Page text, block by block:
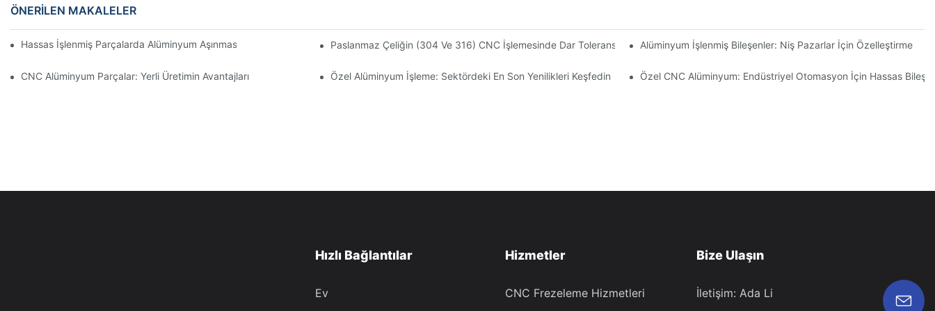
ÖNERILEN MAKALELER
Hassas İşlenmiş Parçalarda Alüminyum Aşınmasını Önleme: Tasarım, Takım Ve Kaplama ÇözümleriPaslanmaz Çeliğin (304 Ve 316) CNC İşlemesinde Dar Toleransların Kontrolü Nasıl Sağlanır?Alüminyum İşlenmiş Bileşenler: Niş Pazarlar İçin Özelleştirme
CNC Alüminyum Parçalar: Yerli Üretimin Avantajları Özel Alüminyum İşleme: Sektördeki En Son Yenilikleri Keşfedin Özel CNC Alüminyum: Endüstriyel Otomasyon İçin Hassas
Hızlı Bağlantılar
Ev
Hizmetler
CNC Frezeleme Hizmetleri
Bize Ulaşın
İletişim: Ada Li